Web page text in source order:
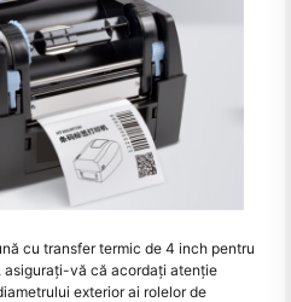
cu transfer termic de 4 inch pentru
vă că acordați atenție
exterior ai rolelor de